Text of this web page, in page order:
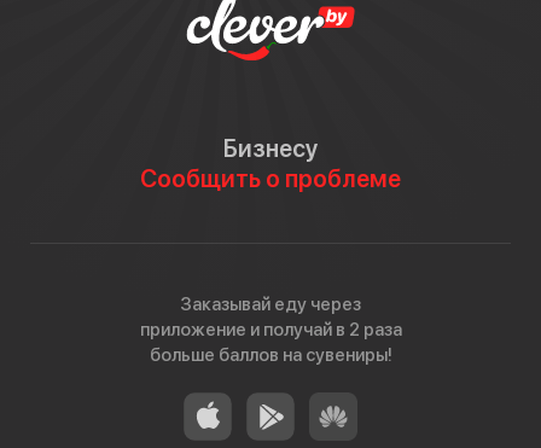
Бизнесу
Сообщить о проблеме
Заказывай еду через
приложение и получай в 2 раза
больше баллов на сувениры!